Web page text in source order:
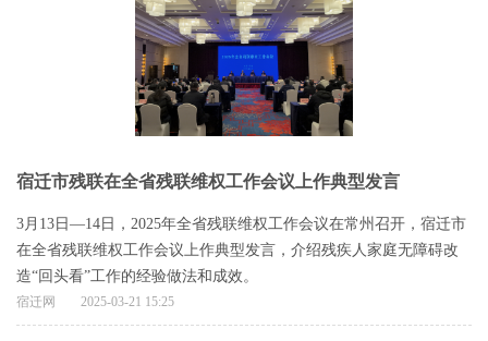
宿迁市残联在全省残联维权工作会议上作典型发言
3月13日—14日，2025年全省残联维权工作会议在常州召开，宿迁市
在全省残联维权工作会议上作典型发言，介绍残疾人家庭无障碍改
造“回头看”工作的经验做法和成效。
宿迁网 2025-03-21 15:25